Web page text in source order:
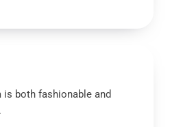
both fashionable and